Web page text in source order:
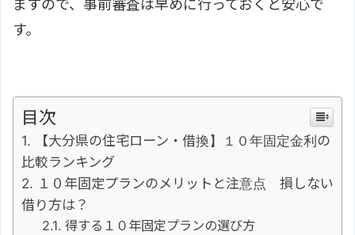
ますので、事前審査は早めに行っておくと安心で
す。
目次
【大分県の住宅ローン・借換】１０年固定金利の
比較ランキング
１０年固定プランのメリットと注意点 損しない
借り方は？
得する１０年固定プランの選び方